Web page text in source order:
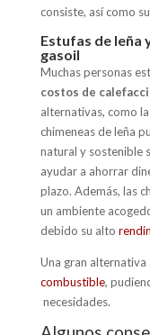
consiste, así como
Estufas de leña
gasoil
Muchas personas
costos de
alternativas, como
chimeneas de leña
natural y sostenible
ayudar a ahorrar
plazo. Además, las
un ambiente
debido su alto
Una gran alternativa
combustible,
necesidades.